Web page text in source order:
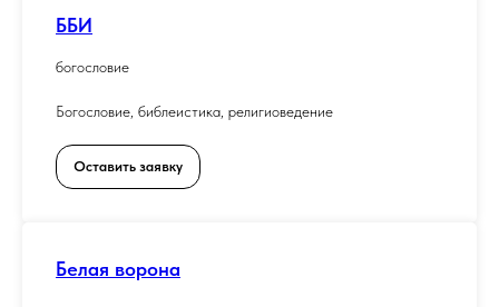
ББИ
богословие
Богословие, библеистика, религиоведение
Оставить заявку
Белая ворона